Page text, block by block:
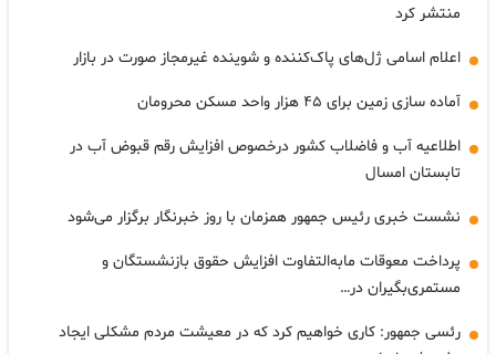
منتشر کرد
اعلام اسامی ژل‌های پاک‌کننده و شوینده غیرمجاز صورت در بازار
آماده سازی زمین برای ۴۵ هزار واحد مسکن محرومان
اطلاعیه آب و فاضلاب کشور درخصوص افزایش رقم قبوض آب در
تابستان امسال
نشست خبری رئیس جمهور همزمان با روز خبرنگار برگزار می‌شود
پرداخت معوقات مابه‌التفاوت افزایش حقوق بازنشستگان و
مستمری‌بگیران در…
رئسی جمهور: کاری خواهیم کرد که در معیشت مردم مشکلی ایجاد